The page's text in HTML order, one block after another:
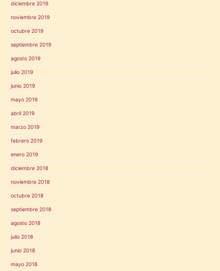
diciembre 2019
noviembre 2019
octubre 2019
septiembre 2019
agosto 2019
julio 2019
junio 2019
mayo 2019
abril 2019
marzo 2019
febrero 2019
enero 2019
diciembre 2018
noviembre 2018
octubre 2018
septiembre 2018
agosto 2018
julio 2018
junio 2018
mayo 2018